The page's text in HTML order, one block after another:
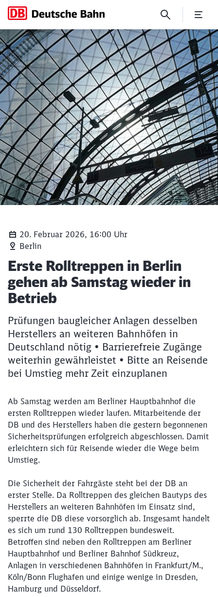
Erste Rolltreppen in Berlin
20. Februar 2026, 16:00 Uhr
Berlin
Artikel:
Erste Rolltreppen in Berlin
gehen ab Samstag wieder in
Betrieb
Prüfungen baugleicher Anlagen desselben
Herstellers an weiteren Bahnhöfen in
Deutschland nötig • Barrierefreie Zugänge
weiterhin gewährleistet • Bitte an Reisende
bei Umstieg mehr Zeit einzuplanen
Ab Samstag werden am Berliner Hauptbahnhof die
ersten Rolltreppen wieder laufen. Mitarbeitende der
DB und des Herstellers haben die gestern begonnenen
Sicherheitsprüfungen erfolgreich abgeschlossen. Damit
erleichtern sich für Reisende wieder die Wege beim
Umstieg.
Die Sicherheit der Fahrgäste steht bei der DB an
erster Stelle. Da Rolltreppen des gleichen Bautyps des
Herstellers an weiteren Bahnhöfen im Einsatz sind,
sperrte die DB diese vorsorglich ab. Insgesamt handelt
es sich um rund 130 Rolltreppen bundesweit.
Betroffen sind neben den Rolltreppen am Berliner
Hauptbahnhof und Berliner Bahnhof Südkreuz,
Anlagen in verschiedenen Bahnhöfen in Frankfurt/M.,
Köln/Bonn Flughafen und einige wenige in Dresden,
Hamburg und Düsseldorf.